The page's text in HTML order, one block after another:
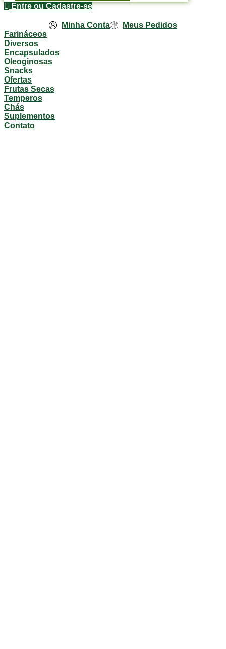
Entre ou Cadastre-se
Minha Conta
Meus Pedidos
Farináceos
Diversos
Encapsulados
Oleoginosas
Snacks
Ofertas
Frutas Secas
Temperos
Chás
Suplementos
Contato